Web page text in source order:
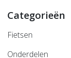
Categorieën
Fietsen
Onderdelen